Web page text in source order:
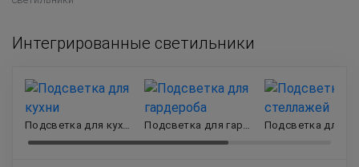
Интегрированные светильники
Подсветка для кухни